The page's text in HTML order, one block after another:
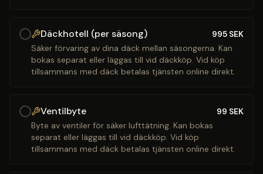
Däckhotell (per säsong) 995 SEK
Säker förvaring av dina däck mellan säsongerna. Kan
bokas separat eller läggas till vid däckköp. Vid köp
tillsammans med däck betalas tjänsten online direkt.
Ventilbyte 99 SEK
Byte av ventiler för säker lufttätning. Kan bokas
separat eller läggas till vid däckköp. Vid köp
tillsammans med däck betalas tjänsten online direkt.